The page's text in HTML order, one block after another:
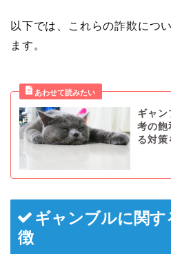
以下では、これらの詐欺につ
ます。
ギャン
考の飽
る対策
ギャンブルに関
徴